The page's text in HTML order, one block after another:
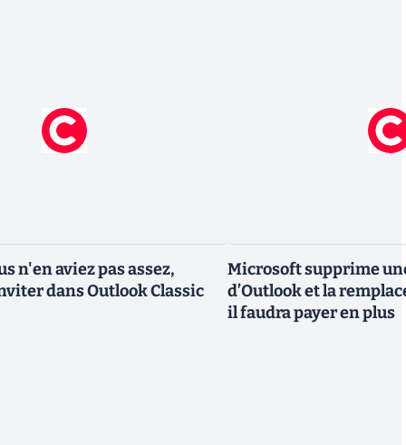
n'en aviez pas assez,
dans Outlook Classic
Microsoft supprime
d’Outlook et la
il faudra payer en plus